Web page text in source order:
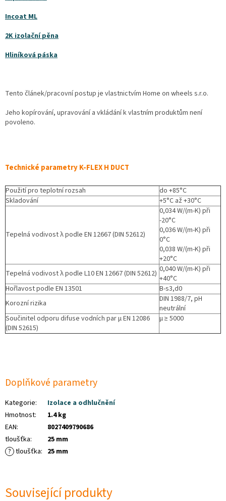
Související produkty
Incoat ML
2K izolační pěna
Hliníková páska
Tento článek/pracovní postup je vlastnictvím Home on wheels s.r.o.
Jeho kopírování, upravování a vkládání k vlastním produktům není
povoleno.
Technické parametry K-FLEX H DUCT
Použití pro teplotní rozsah
do +85°C
Skladování
+5°C až +30°C
Tepelná vodivost λ podle EN 12667 (DIN 52612)
0,034 W/(m-K) při
-20°C
0,036 W/(m-K) při
0°C
0,038 W/(m-K) při
+20°C
Tepelná vodivost λ podle L10 EN 12667 (DIN 52612) 0,040 W/(m-K) při
+40°C
Hořlavost podle EN 13501
B-s3,d0
Korozní rizika
DIN 1988/7, pH
neutrální
Součinitel odporu difuse vodních par µ EN 12086
(DIN 52615)
µ ≥ 5000
Doplňkové parametry
Kategorie:
Izolace a odhlučnění
Hmotnost:
1.4 kg
EAN:
8027409790686
tloušťka:
25 mm
? tloušťka: 25 mm